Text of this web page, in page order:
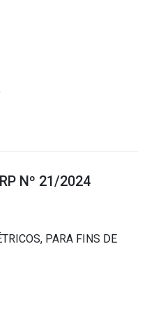
Nº 21/2024
PARA FINS DE